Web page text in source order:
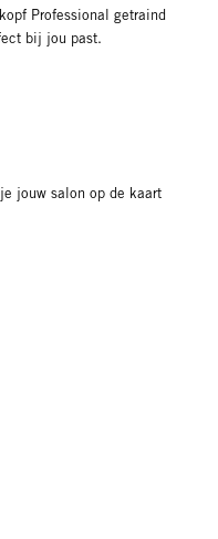
Professional getraind
bij jou past.
jouw salon op de kaart